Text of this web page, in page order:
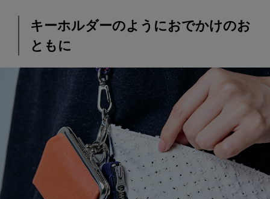
キーホルダーのようにおでかけのお
ともに